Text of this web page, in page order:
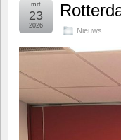
Nieuws
mrt
23
2026